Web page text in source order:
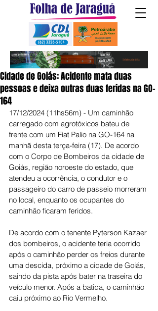
Cidade de Goiás: Acidente mata duas
pessoas e deixa outras duas feridas na GO-
164
17/12/2024 (11hs56m) - Um caminhão
carregado com agrotóxicos bateu de
frente com um Fiat Palio na GO-164 na
manhã desta terça-feira (17). De acordo
com o Corpo de Bombeiros da cidade de
Goiás, região noroeste do estado, que
atendeu a ocorrência, o condutor e o
passageiro do carro de passeio morreram
no local, enquanto os ocupantes do
caminhão ficaram feridos.
De acordo com o tenente Pyterson Kazaer
dos bombeiros, o acidente teria ocorrido
após o caminhão perder os freios durante
uma descida, próximo a cidade de Goiás,
saindo da pista após bater na traseira do
veículo menor. Após a batida, o caminhão
caiu próximo ao Rio Vermelho.